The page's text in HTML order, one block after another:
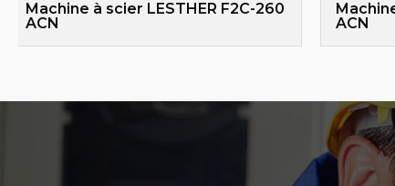
Machine à scier LESTHER F2C-260
ACN
ACN